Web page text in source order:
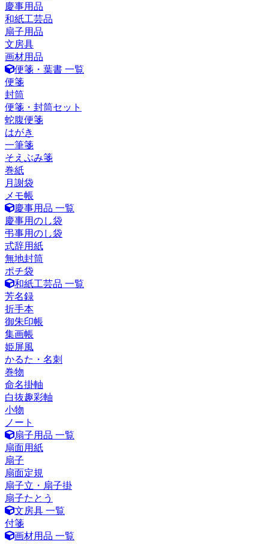
慶事用品
和紙工芸品
扇子用品
文房具
画材用品
便箋・葉書 一覧
便箋
封筒
便箋・封筒セット
蛇腹便箋
はがき
一筆箋
そえぶみ箋
巻紙
月謝袋
メモ帳
慶事用品 一覧
慶事用のし袋
弔事用のし袋
式辞用紙
無地封筒
ポチ袋
和紙工芸品 一覧
芳名録
折手本
御朱印帳
集画帳
姫屏風
かるた・名刺
巻物
命名掛軸
白抜趣彩軸
小物
ノート
扇子用品 一覧
扇面用紙
扇子
扇面定規
扇子立・扇子掛
扇子たとう
文房具 一覧
付箋
画材用品 一覧